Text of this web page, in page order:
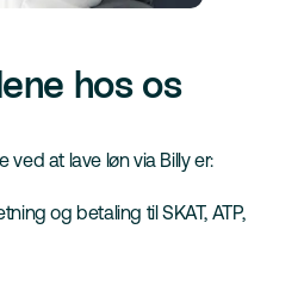
hos os
ved at lave løn via Billy er:
og betaling til SKAT, ATP,